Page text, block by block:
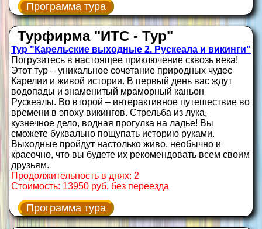
Программа тура
Турфирма "ИТС - Тур"
Тур "Карельские выходные 2. Рускеала и викинги"
Погрузитесь в настоящее приключение сквозь века!
Этот тур – уникальное сочетание природных чудес
Карелии и живой истории. В первый день вас ждут
водопады и знаменитый мраморный каньон
Рускеалы. Во второй – интерактивное путешествие во
времени в эпоху викингов. Стрельба из лука,
кузнечное дело, водная прогулка на ладье! Вы
сможете буквально пощупать историю руками.
Выходные пройдут настолько живо, необычно и
красочно, что вы будете их рекомендовать всем своим
друзьям.
Продолжительность в днях: 2
Стоимость: 13950 руб. без переезда
Программа тура